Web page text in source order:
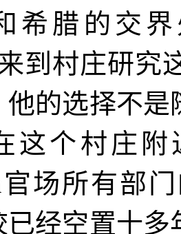
希腊的交界
到村庄研究
他的选择不
这个村庄附
官场所有部
已经空置十